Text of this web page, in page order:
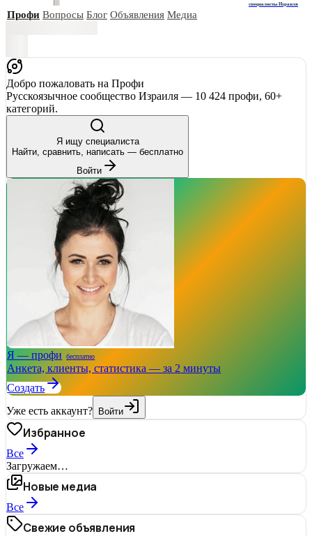
специалисты Израиля
Профи Вопросы Блог Объявления Медиа
Добро пожаловать на Профи
Русскоязычное сообщество Израиля — 10 424 профи, 60+
категорий.
Я ищу специалиста
Найти, сравнить, написать — бесплатно
Войти
Я — профи бесплатно
Анкета, клиенты, статистика — за 2 минуты
Создать
Уже есть аккаунт? Войти
Избранное
Все
Загружаем…
Новые медиа
Все
Свежие объявления